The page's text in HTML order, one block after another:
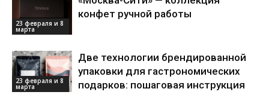
23 февраля и 8
марта
конфет ручной работы
23 февраля и 8
марта
Две технологии брендированной
упаковки для гастрономических
подарков: пошаговая инструкция